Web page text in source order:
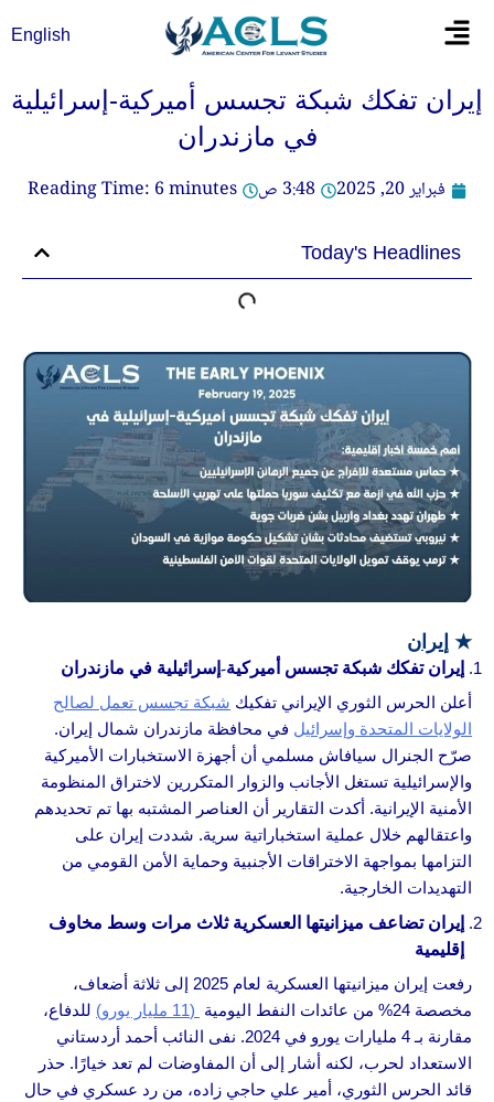
Flyout
English
إيران تفكك شبكة تجسس أميركية-إسرائيلية
في مازندران
فبراير 20, 2025
3:48 ص Reading Time: 6minutes
Today's Headlines
★ إيران
إيران تفكك شبكة تجسس أميركية-إسرائيلية في مازندران
أعلن الحرس الثوري الإيراني تفكيك شبكة تجسس تعمل لصالح
الولايات المتحدة وإسرائيل في محافظة مازندران شمال إيران.
صرّح الجنرال سيافاش مسلمي أن أجهزة الاستخبارات الأميركية
والإسرائيلية تستغل الأجانب والزوار المتكررين لاختراق المنظومة
الأمنية الإيرانية. أكدت التقارير أن العناصر المشتبه بها تم تحديدهم
واعتقالهم خلال عملية استخباراتية سرية. شددت إيران على
التزامها بمواجهة الاختراقات الأجنبية وحماية الأمن القومي من
التهديدات الخارجية.
إيران تضاعف ميزانيتها العسكرية ثلاث مرات وسط مخاوف
إقليمية
رفعت إيران ميزانيتها العسكرية لعام 2025 إلى ثلاثة أضعاف،
مخصصة 24% من عائدات النفط اليومية
(11 مليار يورو)
للدفاع،
مقارنة بـ 4 مليارات يورو في 2024. نفى النائب أحمد أردستاني
الاستعداد لحرب، لكنه أشار إلى أن المفاوضات لم تعد خيارًا. حذر
قائد الحرس الثوري، أمير علي حاجي زاده، من رد عسكري في حال